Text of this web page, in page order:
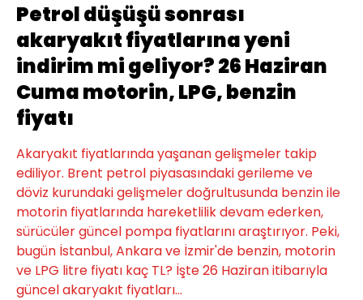
Petrol düşüşü sonrası
akaryakıt fiyatlarına yeni
indirim mi geliyor? 26 Haziran
Cuma motorin, LPG, benzin
fiyatı
Akaryakıt fiyatlarında yaşanan gelişmeler takip
ediliyor. Brent petrol piyasasındaki gerileme ve
döviz kurundaki gelişmeler doğrultusunda benzin ile
motorin fiyatlarında hareketlilik devam ederken,
sürücüler güncel pompa fiyatlarını araştırıyor. Peki,
bugün İstanbul, Ankara ve İzmir'de benzin, motorin
ve LPG litre fiyatı kaç TL? İşte 26 Haziran itibarıyla
güncel akaryakıt fiyatları...